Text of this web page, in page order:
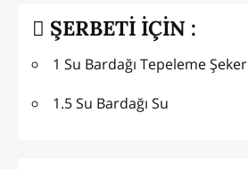
ŞERBETİ İÇİN :
1 Su Bardağı Tepeleme Şeker
1.5 Su Bardağı Su